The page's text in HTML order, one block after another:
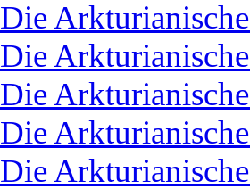
Die
Die
Die
Die
Die